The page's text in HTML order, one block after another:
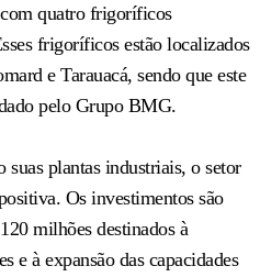
quatro frigoríficos
frigoríficos estão localizados
e Tarauacá, sendo que este
pelo Grupo BMG.
plantas industriais, o setor
Os investimentos são
milhões destinados à
e à expansão das capacidades